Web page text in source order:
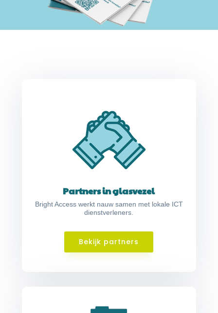
Partners in glasvezel
Bright Access werkt nauw samen met lokale ICT
dienstverleners.
Bekijk partners